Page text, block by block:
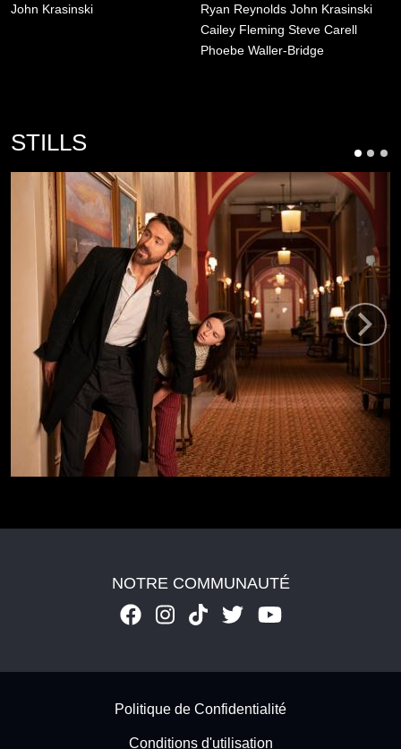
John Krasinski Ryan Reynolds John Krasinski
Cailey Fleming Steve Carell
Phoebe Waller-Bridge
STILLS
NOTRE COMMUNAUTÉ
Footer - SubfooterPolitique de Confidentialité
Conditions d'utilisation